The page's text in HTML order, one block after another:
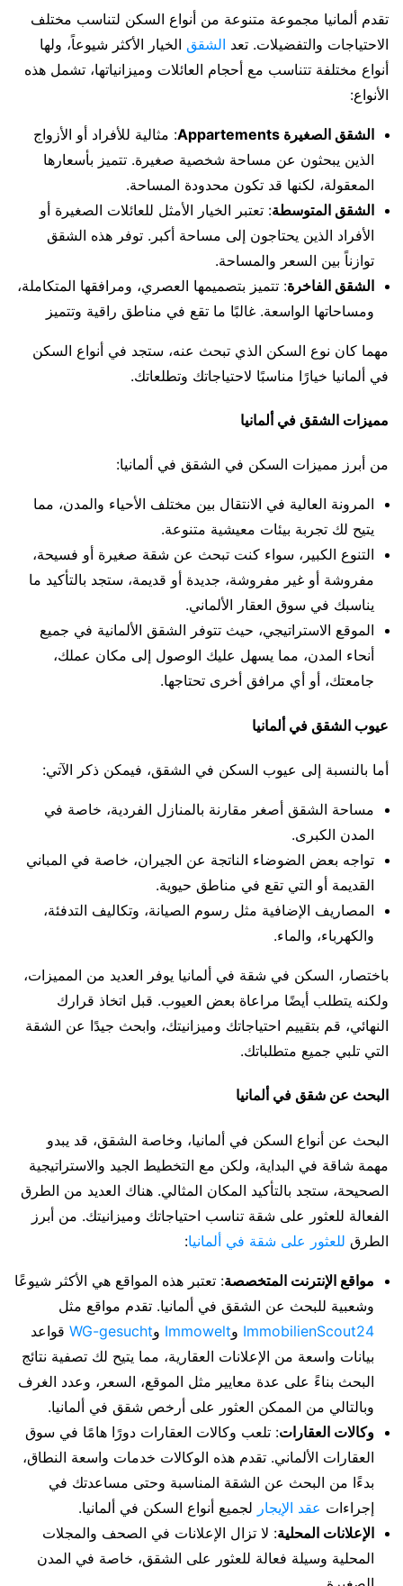
تقدم ألمانيا مجموعة متنوعة من أنواع السكن لتناسب مختلف
الاحتياجات والتفضيلات. تعد الشقق الخيار الأكثر شيوعاً، ولها
أنواع مختلفة تتناسب مع أحجام العائلات وميزانياتها، تشمل هذه
الأنواع:
الشقق الصغيرة Appartements
: مثالية للأفراد أو الأزواج
الذين يبحثون عن مساحة شخصية صغيرة. تتميز بأسعارها
المعقولة، لكنها قد تكون محدودة المساحة.
الشقق المتوسطة: تعتبر الخيار الأمثل للعائلات الصغيرة أو
الأفراد الذين يحتاجون إلى مساحة أكبر. توفر هذه الشقق
توازناً بين السعر والمساحة.
الشقق الفاخرة: تتميز بتصميمها العصري، ومرافقها المتكاملة،
ومساحاتها الواسعة. غالبًا ما تقع في مناطق راقية وتتميز
مهما كان نوع السكن الذي تبحث عنه، ستجد في أنواع السكن
في ألمانيا خيارًا مناسبًا لاحتياجاتك وتطلعاتك.
مميزات الشقق في ألمانيا
من أبرز مميزات السكن في الشقق في ألمانيا:
المرونة العالية في الانتقال بين مختلف الأحياء والمدن، مما
يتيح لك تجربة بيئات معيشية متنوعة.
التنوع الكبير، سواء كنت تبحث عن شقة صغيرة أو فسيحة،
مفروشة أو غير مفروشة، جديدة أو قديمة، ستجد بالتأكيد ما
يناسبك في سوق العقار الألماني.
الموقع الاستراتيجي، حيث تتوفر الشقق الألمانية في جميع
أنحاء المدن، مما يسهل عليك الوصول إلى مكان عملك،
جامعتك، أو أي مرافق أخرى تحتاجها.
عيوب الشقق في ألمانيا
أما بالنسبة إلى عيوب السكن في الشقق، فيمكن ذكر الآتي:
مساحة الشقق أصغر مقارنة بالمنازل الفردية، خاصة في
المدن الكبرى.
تواجه بعض الضوضاء الناتجة عن الجيران، خاصة في المباني
القديمة أو التي تقع في مناطق حيوية.
المصاريف الإضافية مثل رسوم الصيانة، وتكاليف التدفئة،
والكهرباء، والماء.
باختصار، السكن في شقة في ألمانيا يوفر العديد من المميزات،
ولكنه يتطلب أيضًا مراعاة بعض العيوب. قبل اتخاذ قرارك
النهائي، قم بتقييم احتياجاتك وميزانيتك، وابحث جيدًا عن الشقة
التي تلبي جميع متطلباتك.
البحث عن شقق في ألمانيا
البحث عن أنواع السكن في ألمانيا، وخاصة الشقق، قد يبدو
مهمة شاقة في البداية، ولكن مع التخطيط الجيد والاستراتيجية
الصحيحة، ستجد بالتأكيد المكان المثالي. هناك العديد من الطرق
الفعالة للعثور على شقة تناسب احتياجاتك وميزانيتك. من أبرز
الطرق للعثور على شقة في ألمانيا:
مواقع الإنترنت المتخصصة: تعتبر هذه المواقع هي الأكثر شيوعًا
وشعبية للبحث عن الشقق في ألمانيا. تقدم مواقع مثل
ImmobilienScout24 وImmowelt وWG-gesucht قواعد
بيانات واسعة من الإعلانات العقارية، مما يتيح لك تصفية نتائج
البحث بناءً على عدة معايير مثل الموقع، السعر، وعدد الغرف
وبالتالي من الممكن العثور على أرخص شقق في ألمانيا.
وكالات العقارات: تلعب وكالات العقارات دورًا هامًا في سوق
العقارات الألماني. تقدم هذه الوكالات خدمات واسعة النطاق،
بدءًا من البحث عن الشقة المناسبة وحتى مساعدتك في
إجراءات عقد الإيجار لجميع أنواع السكن في ألمانيا.
الإعلانات المحلية: لا تزال الإعلانات في الصحف والمجلات
المحلية وسيلة فعالة للعثور على الشقق، خاصة في المدن